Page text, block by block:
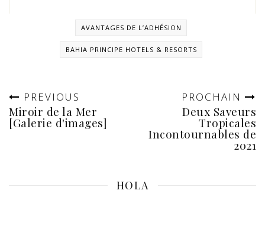
AVANTAGES DE L’ADHÉSION
BAHIA PRINCIPE HOTELS & RESORTS
PREVIOUS
Miroir de la Mer
[Galerie d'images]
PROCHAIN
Deux Saveurs
Tropicales
Incontournables de
2021
HOLA